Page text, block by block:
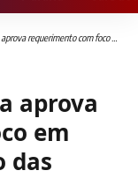
com foco em melhorias no “Espaço das Feiras”
aprova
em
das